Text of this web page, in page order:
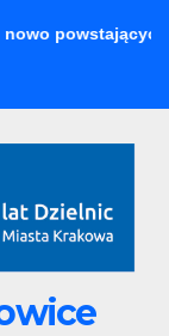
powstających